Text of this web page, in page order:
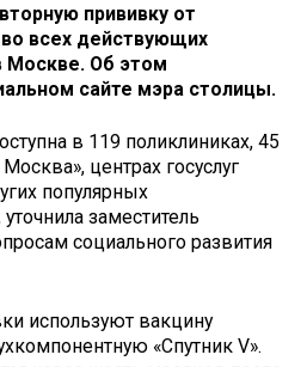
прививку от
всех действующих
Москве. Об этом
сайте мэра столицы.
в 119 поликлиниках, 45
центрах госуслуг
популярных
заместитель
социального развития
используют вакцину
«Спутник V».